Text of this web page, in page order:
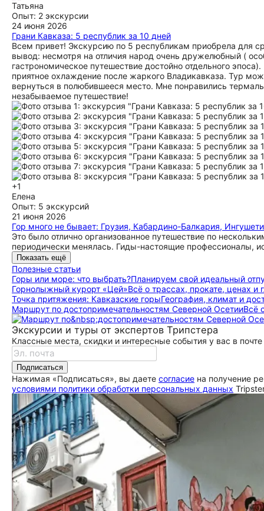
Татьяна
Опыт: 2 экскурсии
24 июня 2026
Грани Кавказа: 5 республик за 10 дней
Всем привет! Экскурсию по 5 республикам приобрела для
вывод: несмотря на отличия народ очень дружелюбный (
гастрономическое путешествие достойно отдельного
приятное охлаждение после жаркого Владикавказа. Тур
вернуться в полюбившееся место. Мне понравились
незабываемое путешествие!
+1
Елена
Опыт: 5 экскурсий
21 июня 2026
Гор много не бывает: Грузия, Кабардино-Балкария,
Это было отлично организованное путешествие по
периодически менялась. Гиды-настоящие профессионалы,
Показать ещё
Полезные статьи
Горы или море: что выбрать?Планируем свой идеальный
Горнолыжный курорт «Цей»Всё о трассах, прокате, ценах и
Точка притяжения: Кавказские горыГеография, климат и
Маршрут по до­сто­при­ме­ча­тель­но­стям Северной ОсетииВсё
Экскурсии и туры от экспертов Трипстера
Классные места, скидки и интересные события у вас в почте
Подписаться
Нажимая «Подписаться», вы даете согласие на получение
условиями политики обработки персональных данных